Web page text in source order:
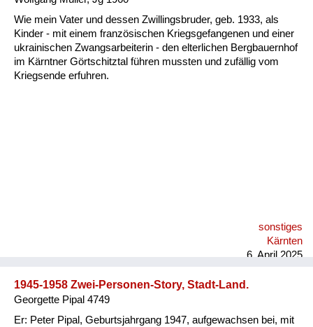
Kategorie
Besatzungsmächte
Frauen, Mütter, Kinder
Wohnen
Wie mein Vater und dessen Zwillingsbruder, geb. 1933, als
Kinder - mit einem französischen Kriegsgefangenen und einer
ukrainischen Zwangsarbeiterin - den elterlichen Bergbauernhof
im Kärntner Görtschitztal führen mussten und zufällig vom
Kriegsende erfuhren.
sonstiges
Kärnten
6. April 2025
1945-1958 Zwei-Personen-Story, Stadt-Land.
Georgette Pipal 4749
Er: Peter Pipal, Geburtsjahrgang 1947, aufgewachsen bei, mit